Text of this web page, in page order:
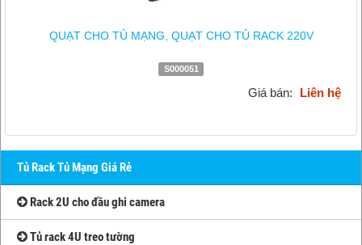
QUẠT CHO TỦ MẠNG, QUẠT CHO TỦ RACK 220V
S000051
Giá bán: Liên hệ
Tủ Rack Tủ Mạng Giá Rẻ
Rack 2U cho đầu ghi camera
Tủ rack 4U treo tường